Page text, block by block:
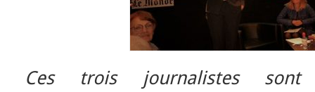
Ces trois journalistes